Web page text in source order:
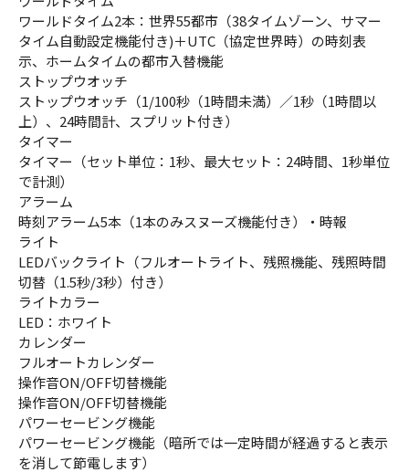
ワールドタイム2本：世界55都市（38タイムゾーン、サマー
タイム自動設定機能付き)＋UTC（協定世界時）の時刻表
示、ホームタイムの都市入替機能
ストップウオッチ
ストップウオッチ（1/100秒（1時間未満）／1秒（1時間以
上）、24時間計、スプリット付き）
タイマー
タイマー（セット単位：1秒、最大セット：24時間、1秒単位
で計測）
アラーム
時刻アラーム5本（1本のみスヌーズ機能付き）・時報
ライト
LEDバックライト（フルオートライト、残照機能、残照時間
切替（1.5秒/3秒）付き）
ライトカラー
LED：ホワイト
カレンダー
フルオートカレンダー
操作音ON/OFF切替機能
操作音ON/OFF切替機能
パワーセービング機能
パワーセービング機能（暗所では一定時間が経過すると表示
を消して節電します）